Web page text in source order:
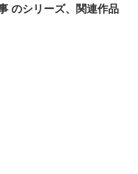
のシリーズ、関連作品